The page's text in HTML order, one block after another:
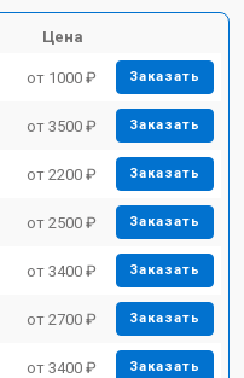
Цена
от 1000 ₽ Заказать
от 3500 ₽ Заказать
от 2200 ₽ Заказать
от 2500 ₽ Заказать
от 3400 ₽ Заказать
от 2700 ₽ Заказать
от 3400 ₽ Заказать